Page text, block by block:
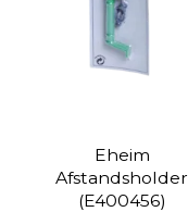
Eheim
Afstandsholder
(E400456)